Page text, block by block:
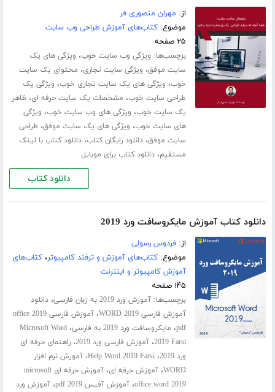
از: مهران منصوری فر
موضوع:کتاب‌های آموزش طراحی وب سایت
۲۵ صفحه
برچسب‌ها: ویژگی وب سایت خوب، ویژگی های یک
سایت موفق، ویژگی سایت تجاری، محتوای یک سایت
خوب، ویژگی های یک سایت تجاری خوب، ویژگی یک
طراحی سایت خوب، مشخصات یک سایت حرفه ای، ظاهر
یک سایت خوب، ویژگی های وب سایت خوب، ویژگی
های سایت خوب، ویژگی های یک سایت موفق، طراحی
سایت موفق،دانلود رایگان کتاب،دانلود کتاب با لینک
مستقیم،دانلود کتاب برای موبایل
دانلود کتاب
دانلود کتاب آموزش مایکروسافت ورد 2019
از:فردوس رسولی
موضوع:کتاب‌های آموزش و ترفند کامپیوتر،کتاب‌های
آموزش کامپیوتر و اینترنت
۱۴۵ صفحه
برچسب‌ها:آموزش ورد 2019 به زبان فارسی ،دانلود
آموزش فارسی WORD 2019
،
آموزش فارسی office 2019
pdf، مایکروسافت ورد 2019 به فارسی ،Microsoft Word
2019 Farsi،آموزش فارسی ورد 2019 ،راهنمای حرفه ای
ورد 2019
،Help Word 2019 Farsi،آموزش نرم افزار
WORD،آموزش حرفه ای،
آموزش حرفه ای microsoft
office word 2019،آموزش آفیس 2019 pdf ،آموزش ورد